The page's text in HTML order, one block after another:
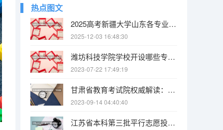
热点图文
2025高考新疆大学山东各专业招生人数（2026参考）
2025-12-03 16:48:30
潍坊科技学院学校开设哪些专业 潍坊科技学院王牌专业推荐
2023-07-22 17:49:19
甘肃省教育考试院权威解读：“平行志愿”如何录取 江苏省高职(专科)统招批次平行志愿投档线(文科)
2023-09-14 04:40:40
江苏省本科第三批平行志愿投档线（文科） “平行志愿”非“平等志愿” 两个原则要注意